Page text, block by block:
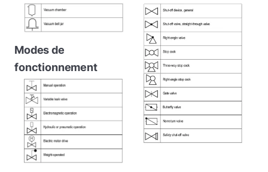
Modes de
fonctionnement